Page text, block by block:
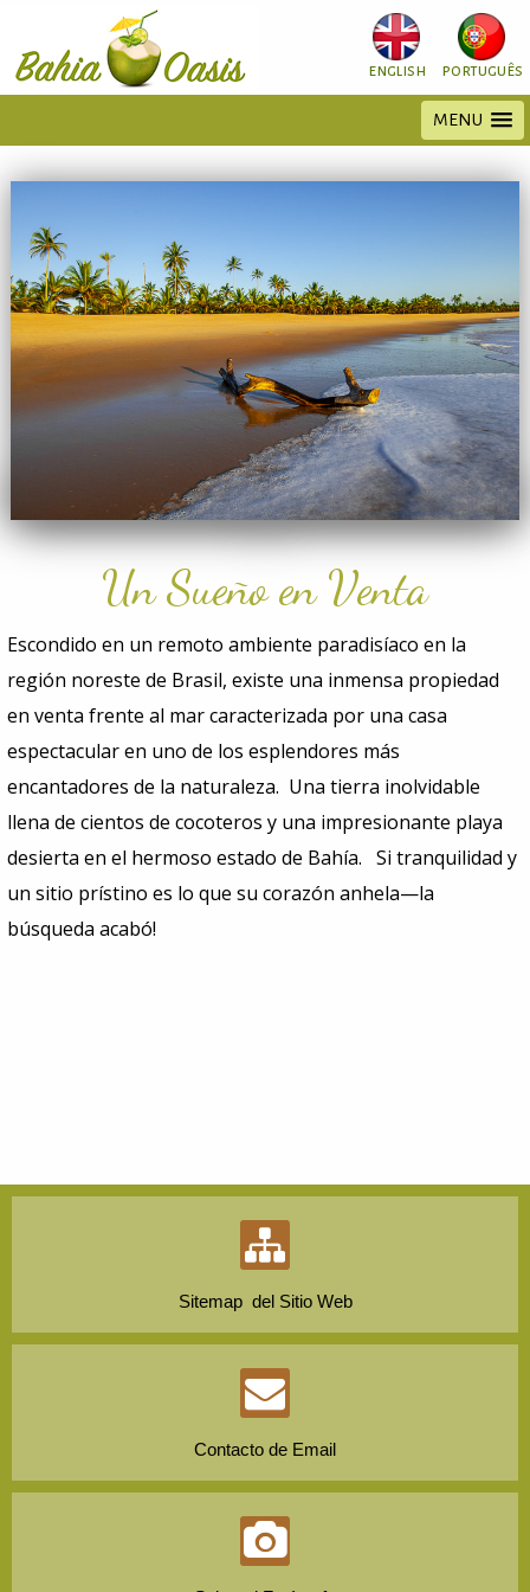
english português
MENU
Un Sueño en Venta
Escondido en un remoto ambiente paradisíaco en la
región noreste de Brasil, existe una inmensa propiedad
en venta frente al mar caracterizada por una casa
espectacular en uno de los esplendores más
encantadores de la naturaleza. Una tierra inolvidable
llena de cientos de cocoteros y una impresionante playa
desierta en el hermoso estado de Bahía. Si tranquilidad y
un sitio prístino es lo que su corazón anhela—la
búsqueda acabó!
Sitemap del Sitio Web
Contacto de Email